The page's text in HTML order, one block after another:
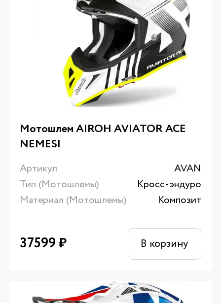
Мотошлем AIROH AVIATOR ACE
NEMESI
Артикул
AVAN
Тип (Мотошлемы)
Кросс-эндуро
Материал (Мотошлемы)
Композит
37599₽ В корзину